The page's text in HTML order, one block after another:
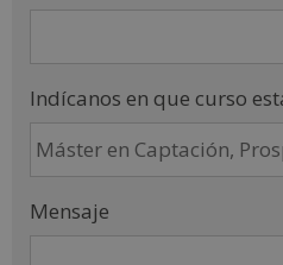
Indícanos en que curso
Mensaje